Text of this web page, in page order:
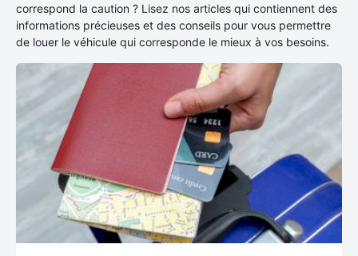
correspond la caution ? Lisez nos articles qui contiennent des
informations précieuses et des conseils pour vous permettre
de louer le véhicule qui corresponde le mieux à vos besoins.